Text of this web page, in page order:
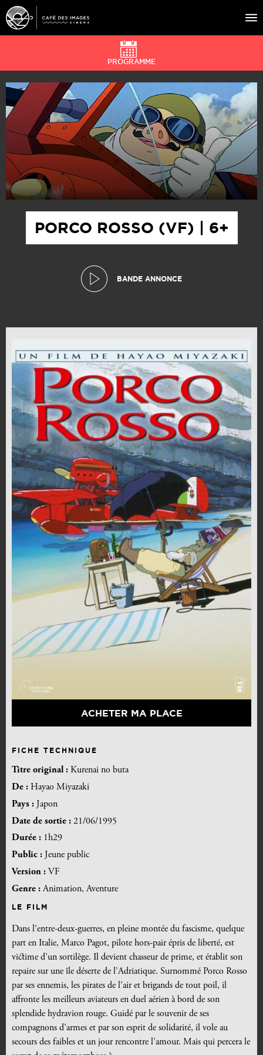
À L’AFFICHE
ÉVÉNEMENTS
CAFÉ DU CINÉ
PRATIQUE
ÉDUCATION AUX IMAGES
PORCO ROSSO (VF) | 6+
BANDE ANNONCE
ACHETER MA PLACE
FICHE TECHNIQUE
Titre original : Kurenai no buta
De : Hayao Miyazaki
Pays : Japon
Date de sortie : 21/06/1995
Durée : 1h29
Public : Jeune public
Version : VF
Genre :Animation, Aventure
LE FILM
Dans l’entre-deux-guerres, en pleine montée du fascisme, quelque
part en Italie, Marco Pagot, pilote hors-pair épris de liberté, est
victime d’un sortilège. Il devient chasseur de prime, et établit son
repaire sur une île déserte de l’Adriatique. Surnommé Porco Rosso
par ses ennemis, les pirates de l’air et brigands de tout poil, il
affronte les meilleurs aviateurs en duel aérien à bord de son
splendide hydravion rouge. Guidé par le souvenir de ses
compagnons d’armes et par son esprit de solidarité, il vole au
secours des faibles et un jour rencontre l’amour. Mais qui percera le
PROGRAMME